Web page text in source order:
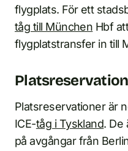
flygplats. För ett
tåg till München Hbf
flygplatstransfer in till
Platsreservationer är
ICE-tåg i Tyskland. De
på avgångar från